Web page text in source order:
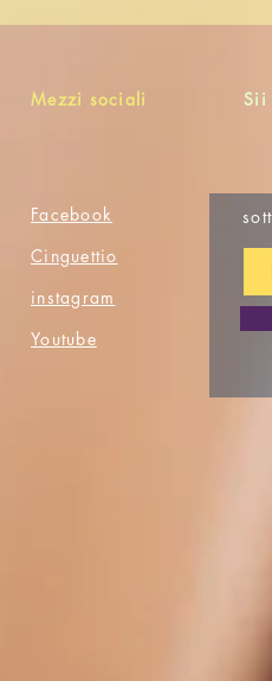
Mezzi sociali Sii
Facebook
Cinguettio
instagram
Youtube